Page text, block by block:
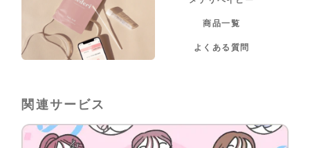
商品一覧
よくある質問
関連サービス